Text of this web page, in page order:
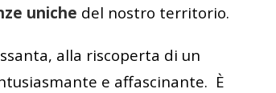
uniche del nostro territorio.
alla riscoperta di un
e affascinante. È